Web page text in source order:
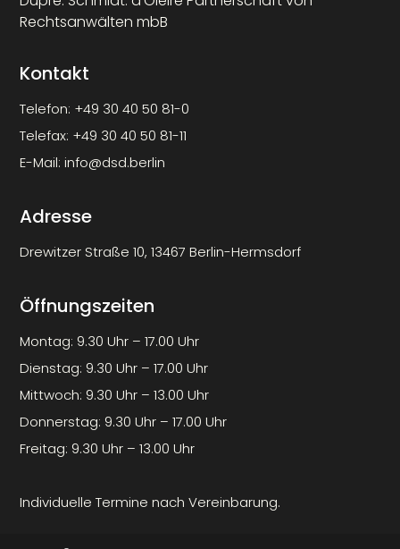
Rechtsanwälten mbB
Kontakt
Telefon: +49 30 40 50 81-0
Telefax: +49 30 40 50 81-11
E-Mail:info@dsd.berlin
Adresse
Drewitzer Straße 10, 13467 Berlin-Hermsdorf
Öffnungszeiten
Montag: 9.30 Uhr – 17.00 Uhr
Dienstag: 9.30 Uhr – 17.00 Uhr
Mittwoch: 9.30 Uhr – 13.00 Uhr
Donnerstag: 9.30 Uhr – 17.00 Uhr
Freitag: 9.30 Uhr – 13.00 Uhr
Individuelle Termine nach Vereinbarung.